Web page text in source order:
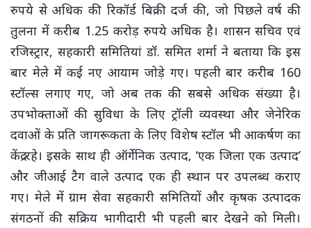
रुपये से अधिक की रिकॉर्ड बिक्री दर्ज की, जो पिछले वर्ष की
तुलना में करीब 1.25 करोड़ रुपये अधिक है। शासन सचिव एवं
रजिस्ट्रार, सहकारी समितियां डॉ. समित शर्मा ने बताया कि इस
बार मेले में कई नए आयाम जोड़े गए। पहली बार करीब 160
स्टॉल्स लगाए गए, जो अब तक की सबसे अधिक संख्या है।
उपभोक्ताओं की सुविधा के लिए ट्रॉली व्यवस्था और जेनेरिक
दवाओं के प्रति जागरूकता के लिए विशेष स्टॉल भी आकर्षण का
केंद्र रहे। इसके साथ ही ऑर्गेनिक उत्पाद, ‘एक जिला एक उत्पाद’
और जीआई टैग वाले उत्पाद एक ही स्थान पर उपलब्ध कराए
गए। मेले में ग्राम सेवा सहकारी समितियों और कृषक उत्पादक
संगठनों की सक्रिय भागीदारी भी पहली बार देखने को मिली।